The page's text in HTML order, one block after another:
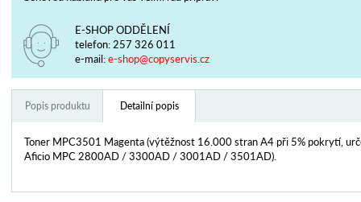
E-SHOP ODDĚLENÍ
telefon: 257 326 011
e-mail:e-shop@copyservis.cz
Popis produktu Detailní popis
Toner MPC3501 Magenta (výtěžnost 16.000 stran A4 při 5% pokrytí,
Aficio MPC 2800AD / 3300AD / 3001AD / 3501AD).